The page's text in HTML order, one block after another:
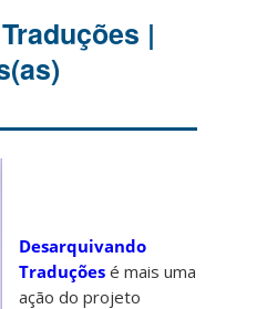
|
Desarquivando
Traduções é mais uma
ação do projeto